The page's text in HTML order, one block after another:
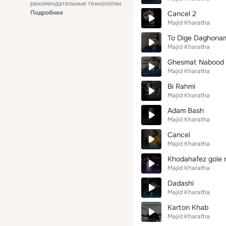
рекомендательные технологии
Подробнее
Cancel 2
Majid Kharatha
To Dige
Majid Kharatha
Ghesmat Nabood
Majid Kharatha
Bi Rahmi
Majid Kharatha
Adam Bash
Majid Kharatha
Cancel
Majid Kharatha
Khodahafez gole
Majid Kharatha
Dadashi
Majid Kharatha
Karton Khab
Majid Kharatha